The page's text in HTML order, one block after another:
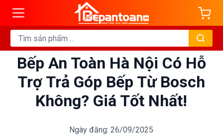
Bếp An Toàn Hà Nội Có Hỗ
Trợ Trả Góp Bếp Từ Bosch
Không? Giá Tốt Nhất!
Ngày đăng: 26/09/2025